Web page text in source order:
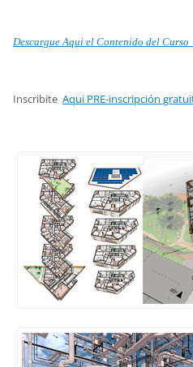
Descargue Aqui el Contenido del
InscribiteAqui PRE-inscripción